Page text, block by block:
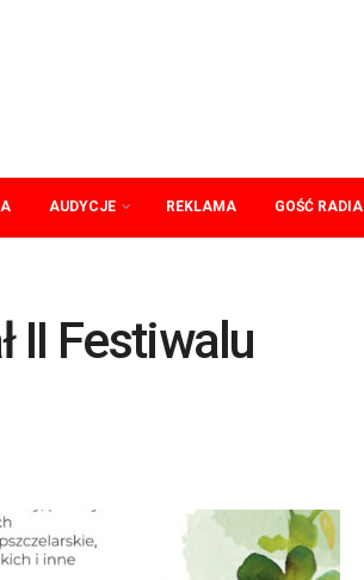
AUDYCJE REKLAMA GOŚĆ RADIA
II Festiwalu